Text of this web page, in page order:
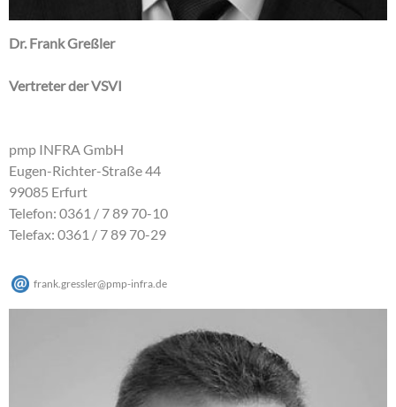
Dr. Frank Greßler
Vertreter der VSVI
pmp INFRA GmbH
Eugen-Richter-Straße 44
99085 Erfurt
Telefon: 0361 / 7 89 70-10
Telefax: 0361 / 7 89 70-29
frank.gressler@pmp-infra.de